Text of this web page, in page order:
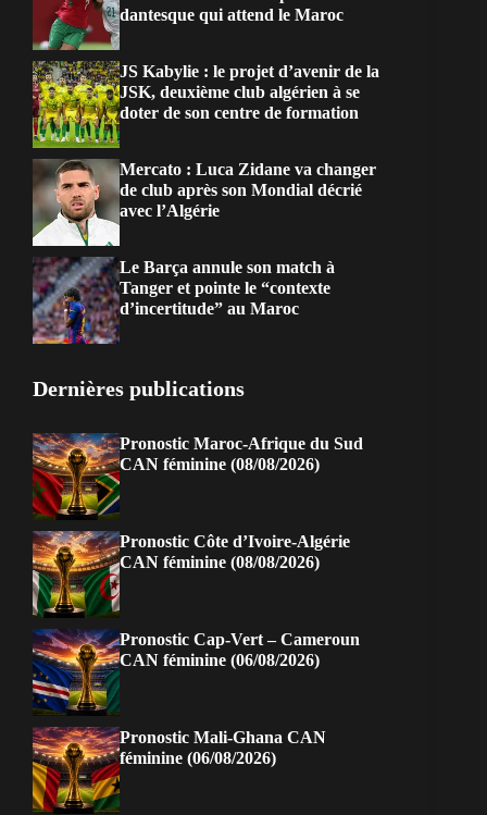
dantesque qui attend le Maroc
JS Kabylie : le projet d’avenir de la
JSK, deuxième club algérien à se
doter de son centre de formation
Mercato : Luca Zidane va changer
de club après son Mondial décrié
avec l’Algérie
Le Barça annule son match à
Tanger et pointe le “contexte
d’incertitude” au Maroc
Dernières publications
Pronostic Maroc-Afrique du Sud
CAN féminine (08/08/2026)
Pronostic Côte d’Ivoire-Algérie
CAN féminine (08/08/2026)
Pronostic Cap-Vert – Cameroun
CAN féminine (06/08/2026)
Pronostic Mali-Ghana CAN
féminine (06/08/2026)